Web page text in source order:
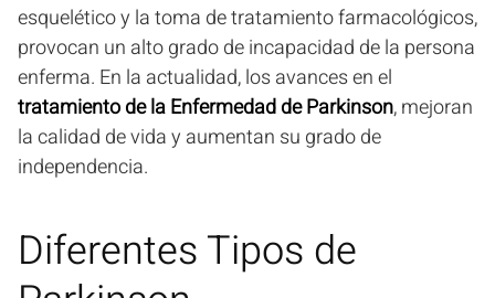
esquelético y la toma de tratamiento farmacológicos,
provocan un alto grado de incapacidad de la persona
enferma. En la actualidad, los avances en el
tratamiento de la Enfermedad de Parkinson, mejoran
la calidad de vida y aumentan su grado de
independencia.
Diferentes Tipos de